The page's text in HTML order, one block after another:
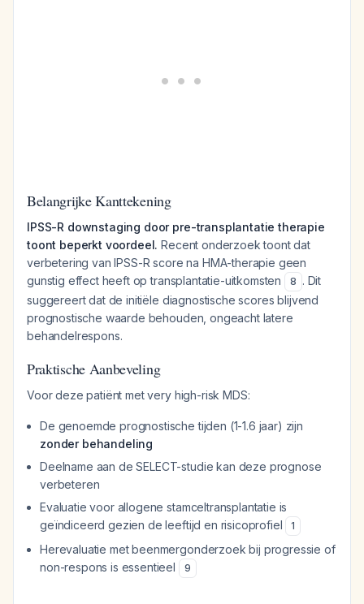
Belangrijke Kanttekening
IPSS-R downstaging door pre-transplantatie therapie
toont beperkt voordeel. Recent onderzoek toont dat
verbetering van IPSS-R score na HMA-therapie geen
gunstig effect heeft op transplantatie-uitkomsten
8 . Dit
suggereert dat de initiële diagnostische scores blijvend
prognostische waarde behouden, ongeacht latere
behandelrespons.
Praktische Aanbeveling
Voor deze patiënt met very high-risk MDS:
De genoemde prognostische tijden (1-1.6 jaar) zijn
zonder behandeling
Deelname aan de SELECT-studie kan deze prognose
verbeteren
Evaluatie voor allogene stamceltransplantatie is
geïndiceerd gezien de leeftijd en risicoprofiel
1
Herevaluatie met beenmergonderzoek bij progressie of
non-respons is essentieel
9